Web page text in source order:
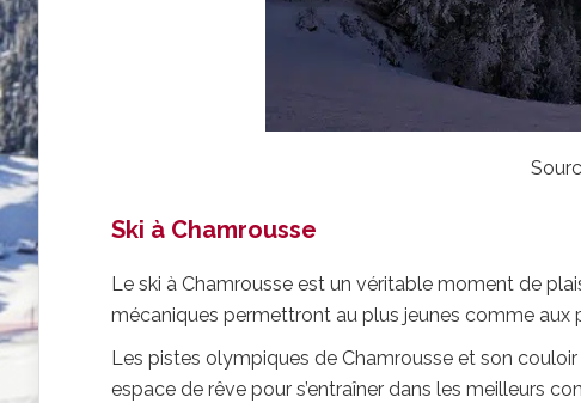
Ski à Chamrousse
Le ski à Chamrousse est un véritable moment de
mécaniques permettront au plus jeunes comme aux
Les pistes olympiques de Chamrousse et son
espace de rêve pour s’entraîner dans les meilleurs